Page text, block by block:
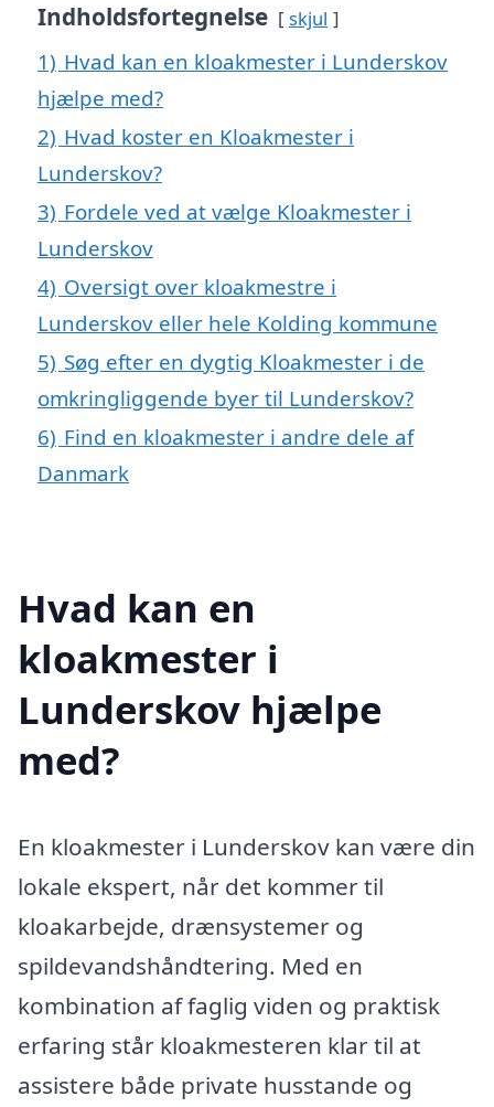
Indholdsfortegnelse skjul
1) Hvad kan en kloakmester i Lunderskov
hjælpe med?
2) Hvad koster en Kloakmester i
Lunderskov?
3) Fordele ved at vælge Kloakmester i
Lunderskov
4) Oversigt over kloakmestre i
Lunderskov eller hele Kolding kommune
5) Søg efter en dygtig Kloakmester i de
omkringliggende byer til Lunderskov?
6) Find en kloakmester i andre dele af
Danmark
Hvad kan en
kloakmester i
Lunderskov hjælpe
med?
En kloakmester i Lunderskov kan være din
lokale ekspert, når det kommer til
kloakarbejde, drænsystemer og
spildevandshåndtering. Med en
kombination af faglig viden og praktisk
erfaring står kloakmesteren klar til at
assistere både private husstande og